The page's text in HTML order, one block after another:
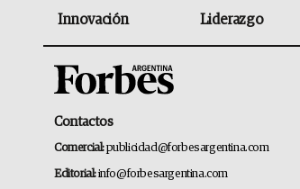
Innovación Liderazgo
Contactos
Comercial:publicidad@forbesargentina.com
Editorial:info@forbesargentina.com